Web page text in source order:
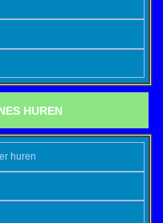
HUREN
huren